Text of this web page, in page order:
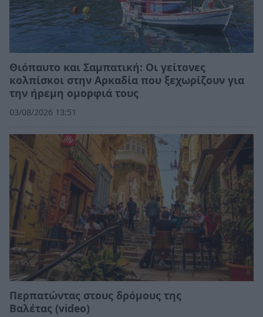
Θιόπαυτο και Σαμπατική: Οι γείτονες
κολπίσκοι στην Αρκαδία που ξεχωρίζουν για
την ήρεμη ομορφιά τους
03/08/2026 13:51
Περπατώντας στους δρόμους της
Βαλέτας (video)